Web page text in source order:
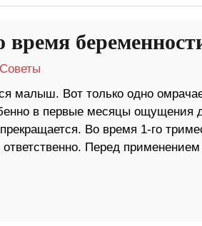
время
Советы
малыш. Вот только одно
в первые месяцы ощущения
Во время 1-го
Перед применением